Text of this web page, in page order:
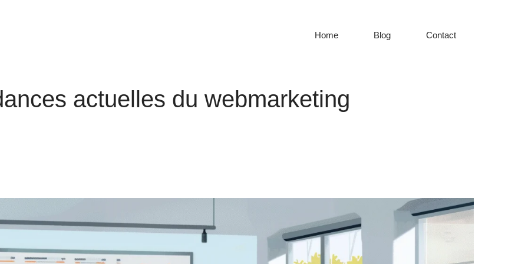
Home Blog Contact
actuelles du webmarketing